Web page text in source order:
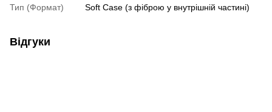
Тип (Формат)
Soft Case (з фіброю у внутрішній частині)
Відгуки